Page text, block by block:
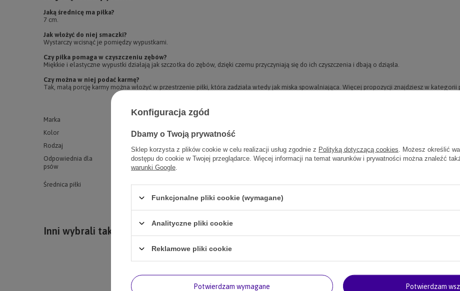
Marka
Kolor
czerwony
Rodzaj
piłka
Odpowiednia dla
psów
szczeniaków
psów małych
Średnica piłki
7 cm
Jaką średnicę ma piłka?
7 cm.
Jak włożyć do niej smaczki?
Wystarczy wcisnąć je pomiędzy wypustkami.
Czy piłka pomaga w czyszczeniu zębów?
Miękkie i elastyczne wypustki działają jak szczotka do zębów, dzięki czemu przyczyniają się do ich czyszczenia i dbają o dziąsła.
Czy można w niej podać karmę?
Tak, małą porcję karmy można włożyć w przestrzenie piłki, która zadziała wtedy jak miska spowalniająca. Więcej propozycji znajdziesz w kategorii
Inni wybrali także
Konfiguracja zgód
Dbamy o Twoją prywatność
Sklep korzysta z plików cookie w celu realizacji usług zgodnie z Polityką dotyczącą cookies . Możesz określić
dostępu do cookie w Twojej przeglądarce. Więcej informacji na temat warunków i prywatności można znaleźć
warunki Google
Funkcjonalne pliki cookie (wymagane)
Analityczne pliki cookie
Reklamowe pliki cookie
Potwierdzam wymagane Potwierdzam